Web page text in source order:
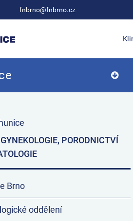
fnbrno@fnbrno.cz
PORODNICTVÍ
Brno
oddělení